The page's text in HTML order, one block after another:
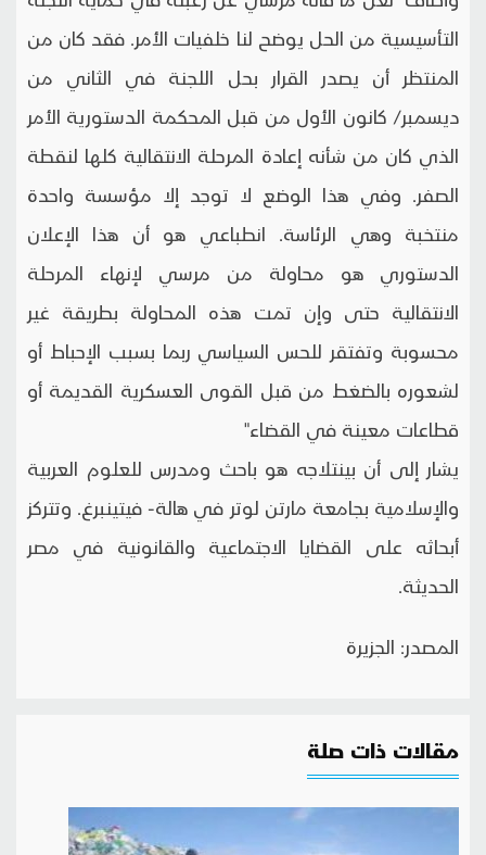
التأسيسية من الحل يوضح لنا خلفيات الأمر. فقد كان من
المنتظر أن يصدر القرار بحل اللجنة في الثاني من
ديسمبر/ كانون الأول من قبل المحكمة الدستورية الأمر
الذي كان من شأنه إعادة المرحلة الانتقالية كلها لنقطة
الصفر. وفي هذا الوضع لا توجد إلا مؤسسة واحدة
منتخبة وهي الرئاسة. انطباعي هو أن هذا الإعلان
الدستوري هو محاولة من مرسي لإنهاء المرحلة
الانتقالية حتى وإن تمت هذه المحاولة بطريقة غير
محسوبة وتفتقر للحس السياسي ربما بسبب الإحباط أو
لشعوره بالضغط من قبل القوى العسكرية القديمة أو
قطاعات معينة في القضاء"
يشار إلى أن بينتلاجه هو باحث ومدرس للعلوم العربية
والإسلامية بجامعة مارتن لوتر في هالة- فيتينبرغ. وتتركز
أبحاثه على القضايا الاجتماعية والقانونية في مصر
الحديثة.
المصدر: الجزيرة
مقالات ذات صلة